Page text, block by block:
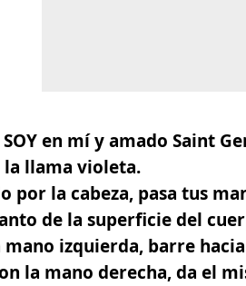
en mí y amado Saint
llama violeta.
por la cabeza, pasa tus
de la superficie del
mano izquierda, barre
la mano derecha, da el